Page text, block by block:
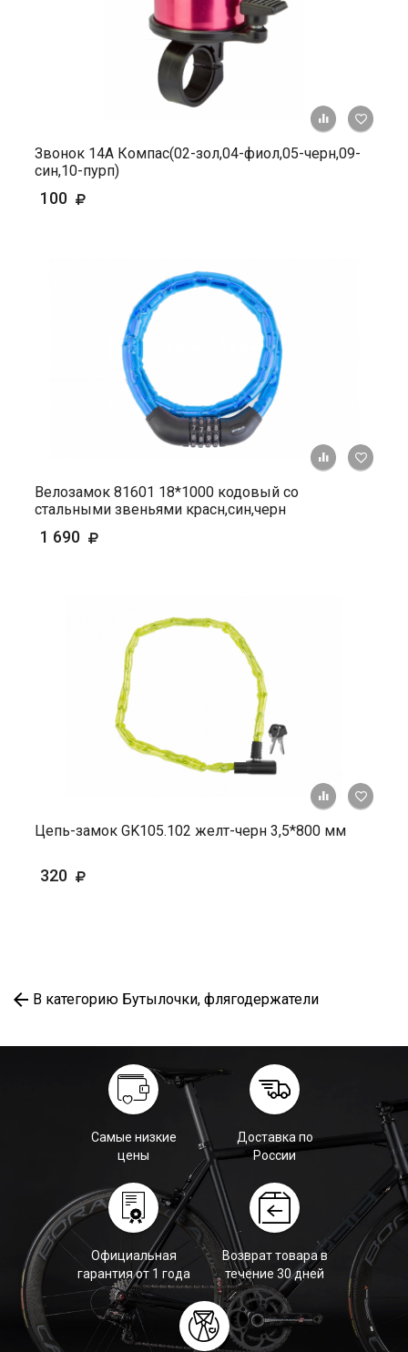
+ К
Звонок 14А Компас(02-зол,04-фиол,05-черн,09-
син,10-пурп)
100
+ К
Велозамок 81601 18*1000 кодовый со
стальными звеньями красн,син,черн
1 690
+ К
Цепь-замок GK105.102 желт-черн 3,5*800 мм
320
В категорию Бутылочки, флягодержатели
Самые низкие
цены
Доставка по
России
Официальная
гарантия от 1 года
Возврат товара в
течение 30 дней